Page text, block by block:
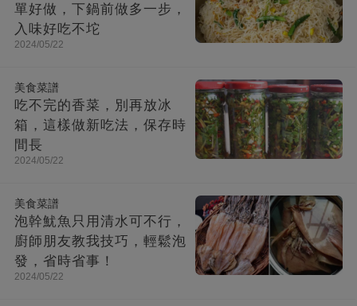
單好做，下鍋前做多一步，
入味好吃不坨
2024/05/22
美食菜譜
吃不完的香菜，別再放冰
箱，這樣做新吃法，保存時
間長
2024/05/22
美食菜譜
泡幹魷魚只用清水可不行，
廚師朋友教我技巧，輕鬆泡
發，省時省事！
2024/05/22